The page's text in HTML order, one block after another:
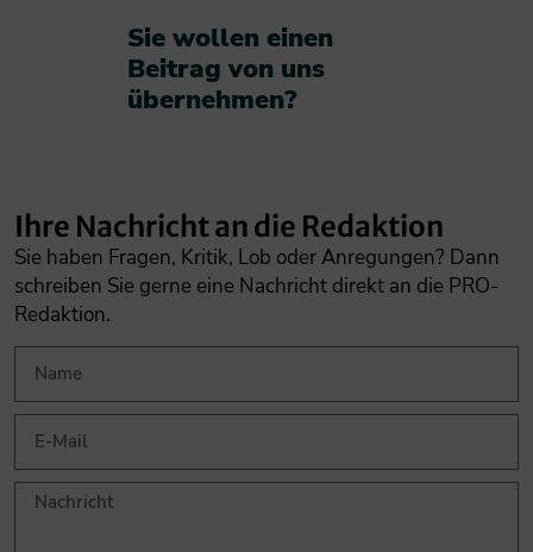
Sie wollen einen
Beitrag von uns
übernehmen?​
Ihre Nachricht an die Redaktion
Sie haben Fragen, Kritik, Lob oder Anregungen? Dann
schreiben Sie gerne eine Nachricht direkt an die PRO-
Redaktion.